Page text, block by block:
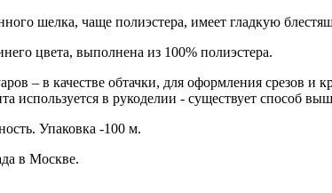
шелка, чаще полиэстера, имеет гладкую
цвета, выполнена из 100% полиэстера.
– в качестве обтачки, для оформления срезов и
используется в рукоделии - существует способ
Упаковка -100 м.
в Москве.